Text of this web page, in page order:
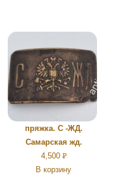
пряжка. С -ЖД.
Самарская жд.
4,500Р
УБ.
В корзину